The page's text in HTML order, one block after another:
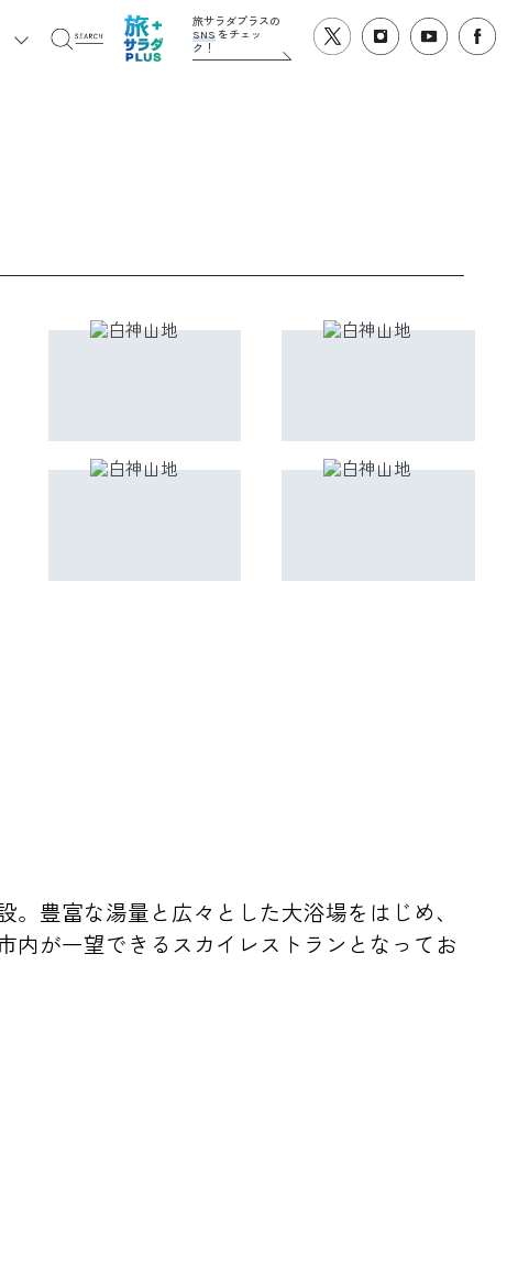
旅サラダプラスの
SNSをチェッ
ク！
豊富な湯量と広々とした大浴場をはじめ、
内が一望できるスカイレストランとなってお